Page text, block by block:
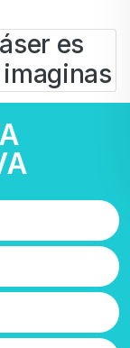
es
laser tatuajes